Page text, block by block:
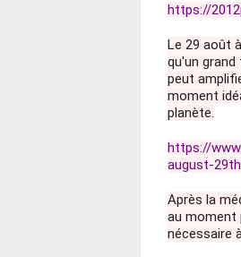
https://
Le 29 août
qu'un
peut
moment
planète.
https://
august-
Après la
au moment
nécessaire